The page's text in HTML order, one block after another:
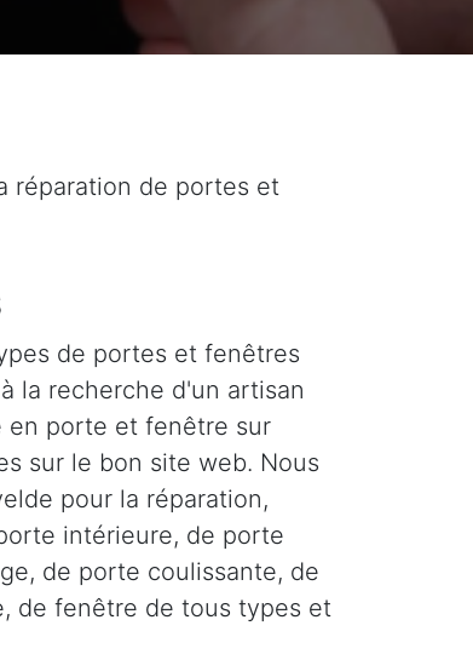
réparation de portes et
de portes et fenêtres
la recherche d'un artisan
en porte et fenêtre sur
sur le bon site web. Nous
pour la réparation,
intérieure, de porte
de porte coulissante, de
de fenêtre de tous types et